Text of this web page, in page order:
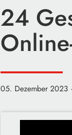
24
05. Dezember 2023